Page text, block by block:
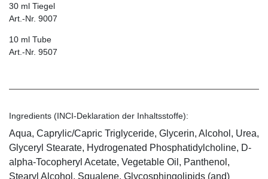
30 ml Tiegel
Art.-Nr. 9007
10 ml Tube
Art.-Nr. 9507
Ingredients (INCI-Deklaration der Inhaltsstoffe):
Aqua, Caprylic/Capric Triglyceride, Glycerin, Alcohol, Urea,
Glyceryl Stearate, Hydrogenated Phosphatidylcholine, D-
alpha-Tocopheryl Acetate, Vegetable Oil, Panthenol,
Stearyl Alcohol, Squalene, Glycosphingolipids (and)